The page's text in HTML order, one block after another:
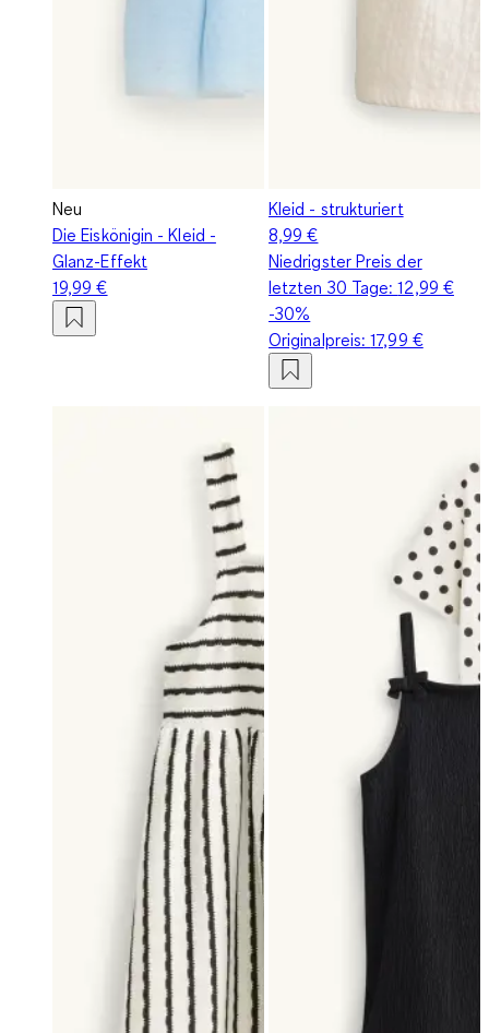
Neu
Die Eiskönigin - Kleid -
Glanz-Effekt
19,99 €
Kleid - strukturiert
8,99 €
Niedrigster Preis der
letzten 30 Tage:12,99 €
-30%
Originalpreis:17,99 €